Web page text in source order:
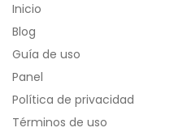
Inicio
Blog
Guía de uso
Panel
Política de privacidad
Términos de uso